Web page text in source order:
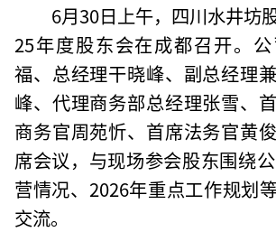
6月30日上午，四川水井坊
25年度股东会在成都召开。
福、总经理干晓峰、副总经理
峰、代理商务部总经理张雪、
商务官周苑忻、首席法务官黄
席会议，与现场参会股东围绕
营情况、2026年重点工作规划
交流。